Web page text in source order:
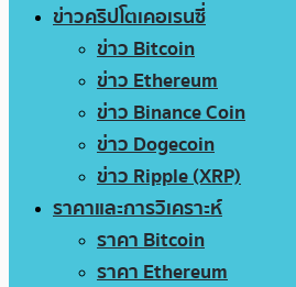
ข่าวคริปโตเคอเรนซี่
ข่าว Bitcoin
ข่าว Ethereum
ข่าว Binance Coin
ข่าว Dogecoin
ข่าว Ripple (XRP)
ราคาและการวิเคราะห์
ราคา Bitcoin
ราคา Ethereum